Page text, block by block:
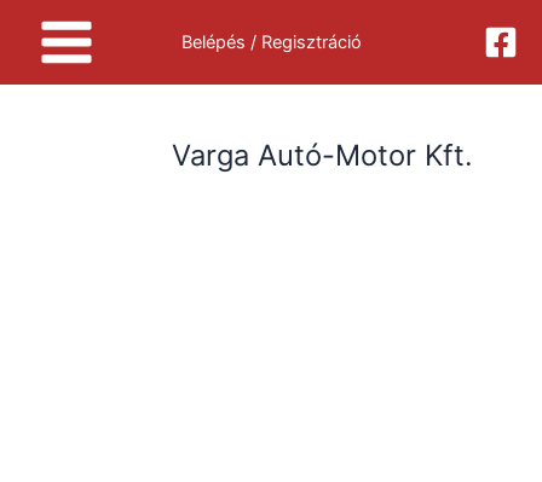
content
Belépés / Regisztráció
Varga Autó-Motor Kft.